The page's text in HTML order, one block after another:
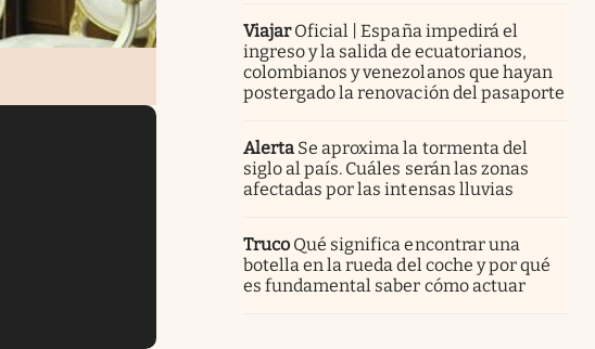
Viajar Oficial | España impedirá el
ingreso y la salida de ecuatorianos,
colombianos y venezolanos que hayan
postergado la renovación del pasaporte
Alerta Se aproxima la tormenta del
siglo al país. Cuáles serán las zonas
afectadas por las intensas lluvias
Truco Qué significa encontrar una
botella en la rueda del coche y por qué
es fundamental saber cómo actuar